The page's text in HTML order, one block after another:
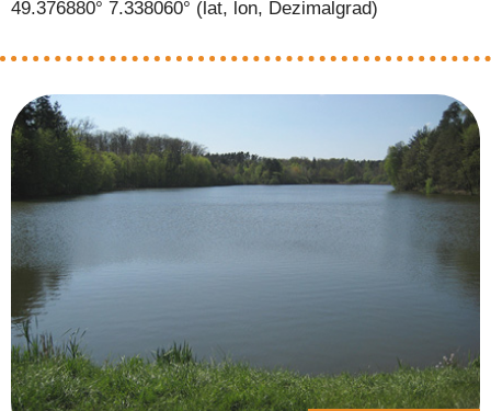
49.376880° 7.338060° (lat, lon, Dezimalgrad)